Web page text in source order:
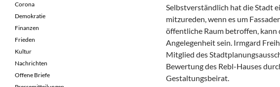
Selbstverständlich hat die Stadt
mitzureden, wenn es um
öffentliche Raum betroffen, kann
Angelegenheit sein. Irmgard
Mitglied des
Bewertung des Rebl-Hauses
Gestaltungsbeirat.
Corona
Demokratie
Finanzen
Frieden
Kultur
Nachrichten
Offene Briefe